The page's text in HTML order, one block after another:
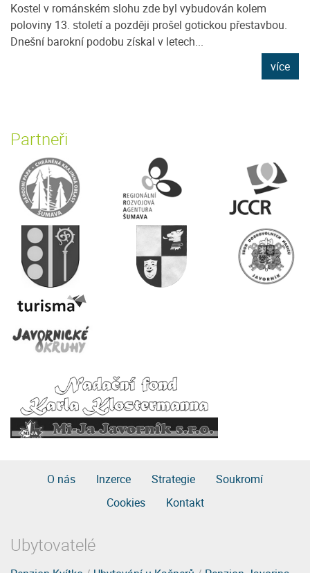
Kostel v románském slohu zde byl vybudován kolem
poloviny 13. století a později prošel gotickou přestavbou.
Dnešní barokní podobu získal v letech...
více
Partneři
O nás Inzerce Strategie
Soukromí
Cookies
Kontakt
Ubytovatelé